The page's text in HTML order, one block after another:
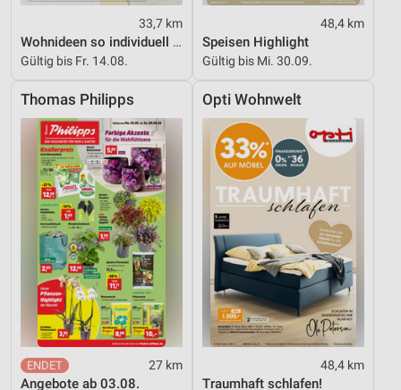
33,7 km
Wohnideen so individuell wie du!
Gültig bis Fr. 14.08.
48,4 km
Speisen Highlight
Gültig bis Mi. 30.09.
Thomas Philipps
27 km
Angebote ab 03.08.
Opti Wohnwelt
48,4 km
Traumhaft schlafen!